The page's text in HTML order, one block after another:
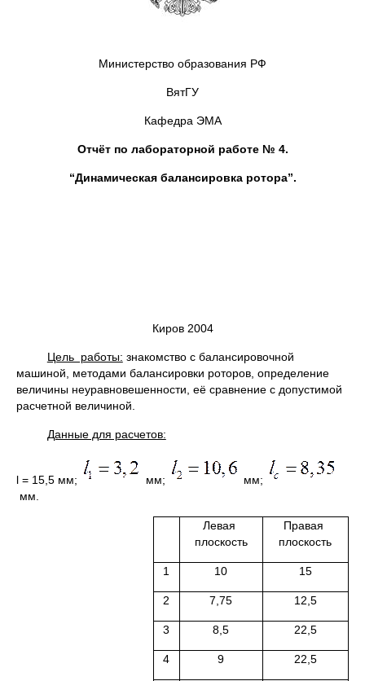
Министерство образования РФ
ВятГУ
Кафедра ЭМА
Отчёт по лабораторной работе № 4.
“Динамическая балансировка ротора”.
Киров 2004
Цель работы: знакомство с балансировочной
машиной, методами балансировки роторов, определение
величины неуравновешенности, её сравнение с допустимой
расчетной величиной.
Данные для расчетов:
l = 15,5 мм; мм;
мм;
мм.
Левая
плоскость
Правая
плоскость
1 10 15
2 7,75 12,5
3 8,5 22,5
4 9 22,5